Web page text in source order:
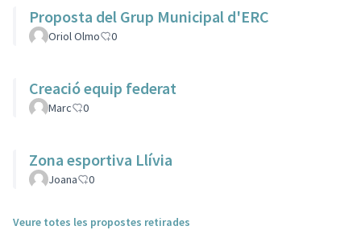
Proposta del Grup Municipal d'ERC
Oriol Olmo 0
Creació equip federat
Marc 0
Zona esportiva Llívia
Joana 0
Veure totes les propostes retirades